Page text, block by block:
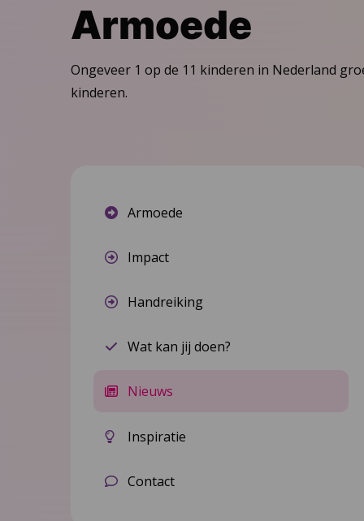
Armoede
Ongeveer 1 op de 11 kinderen in Nederland
kinderen.
Armoede
Impact
Handreiking
Wat kan jij doen?
Nieuws
Inspiratie
Contact